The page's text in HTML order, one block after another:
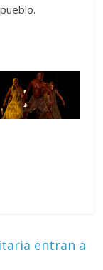
entran a